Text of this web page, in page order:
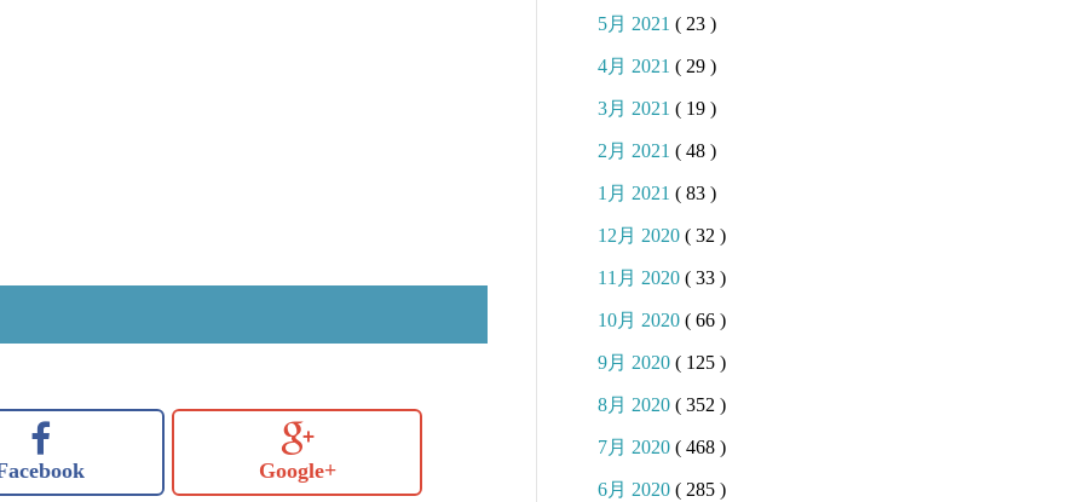
Google+
5月 2021 ( 23 )
4月 2021 ( 29 )
3月 2021 ( 19 )
2月 2021 ( 48 )
1月 2021 ( 83 )
12月 2020 ( 32 )
11月 2020 ( 33 )
10月 2020 ( 66 )
9月 2020 ( 125 )
8月 2020 ( 352 )
7月 2020 ( 468 )
6月 2020 ( 285 )